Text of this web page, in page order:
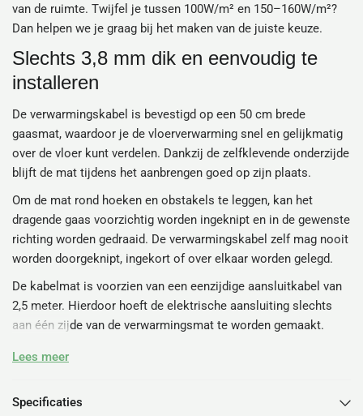
van de ruimte. Twijfel je tussen 100W/m² en 150–160W/m²?
Dan helpen we je graag bij het maken van de juiste keuze.
Slechts 3,8 mm dik en eenvoudig te
installeren
De verwarmingskabel is bevestigd op een 50 cm brede
gaasmat, waardoor je de vloerverwarming snel en gelijkmatig
over de vloer kunt verdelen. Dankzij de zelfklevende onderzijde
blijft de mat tijdens het aanbrengen goed op zijn plaats.
Om de mat rond hoeken en obstakels te leggen, kan het
dragende gaas voorzichtig worden ingeknipt en in de gewenste
richting worden gedraaid. De verwarmingskabel zelf mag nooit
worden doorgeknipt, ingekort of over elkaar worden gelegd.
De kabelmat is voorzien van een eenzijdige aansluitkabel van
2,5 meter. Hierdoor hoeft de elektrische aansluiting slechts
aan één zijde van de verwarmingsmat te worden gemaakt.
Welke oppervlakte heb ik nodig?
dat je daadwerkelijk wilt verwarmen. De kabelmatten zijn 50
Lees meer
Specificaties